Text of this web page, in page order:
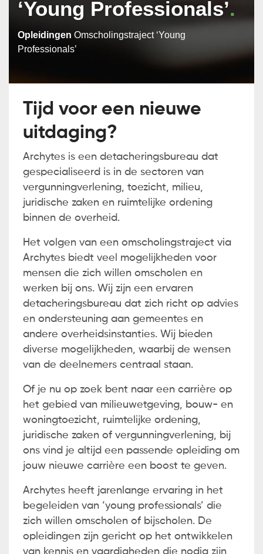
‘Young Professionals’
Opleidingen Omscholingstraject ‘Young
Professionals’
Tijd voor een nieuwe
uitdaging?
Archytes is een detacheringsbureau dat
gespecialiseerd is in de sectoren van
vergunningverlening, toezicht, milieu,
juridische zaken en ruimtelijke ordening
binnen de overheid.
Het volgen van een omscholingstraject via
Archytes biedt veel mogelijkheden voor
mensen die zich willen omscholen en
werken bij ons. Wij zijn een ervaren
detacheringsbureau dat zich richt op advies
en ondersteuning aan gemeentes en
andere overheidsinstanties. Wij bieden
diverse mogelijkheden, waarbij de wensen
van de deelnemers centraal staan.
Of je nu op zoek bent naar een carrière op
het gebied van milieuwetgeving, bouw- en
woningtoezicht, ruimtelijke ordening,
juridische zaken of vergunningverlening, bij
ons vind je altijd een passende opleiding om
jouw nieuwe carrière een boost te geven.
Archytes heeft jarenlange ervaring in het
begeleiden van ‘young professionals’ die
zich willen omscholen of bijscholen. De
opleidingen zijn gericht op het ontwikkelen
van kennis en vaardigheden die nodig zijn